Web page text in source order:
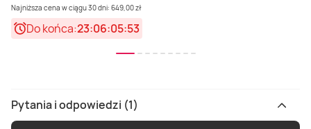
Najniższa cena w ciągu 30 dni: 649,00 zł
Do końca:23:06:05:53
Pytania i odpowiedzi (1)